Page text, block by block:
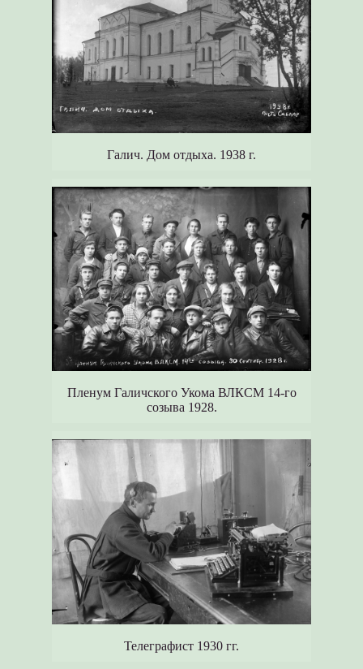
Галич. Дом отдыха. 1938 г.
Пленум Галичского Укома ВЛКСМ 14-го
созыва 1928.
Телеграфист 1930 гг.